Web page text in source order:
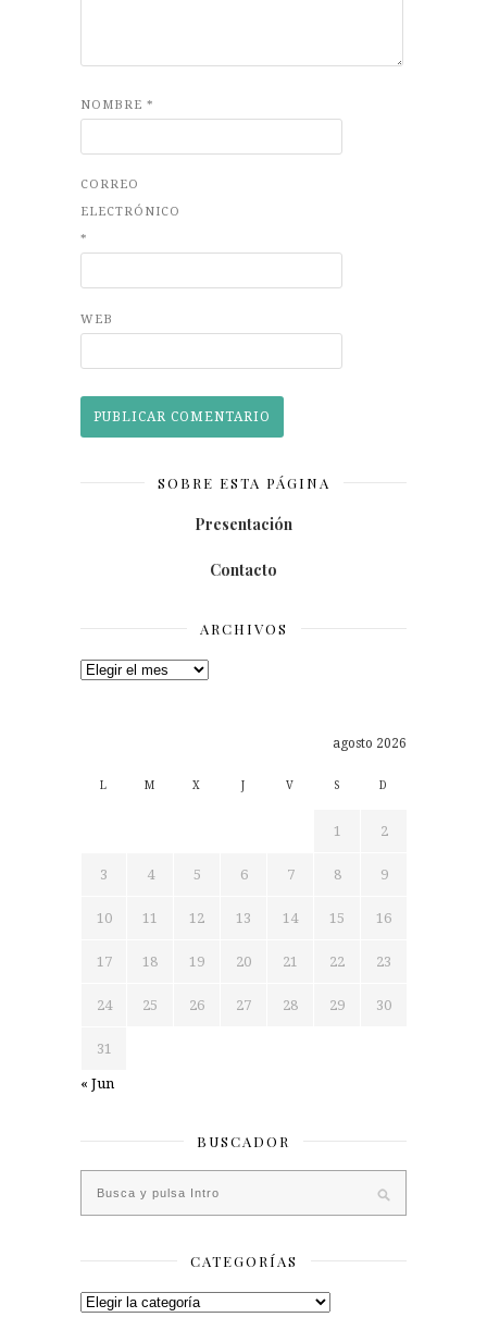
NOMBRE *
CORREO
ELECTRÓNICO
*
WEB
SOBRE ESTA PÁGINA
Presentación
Contacto
ARCHIVOS
Archivos
agosto 2026
L M X J V S D
1 2
3 4 5 6 7 8 9
10 11 12 13 14 15 16
17 18 19 20 21 22 23
24 25 26 27 28 29 30
31
« Jun
BUSCADOR
CATEGORÍAS
Categorías